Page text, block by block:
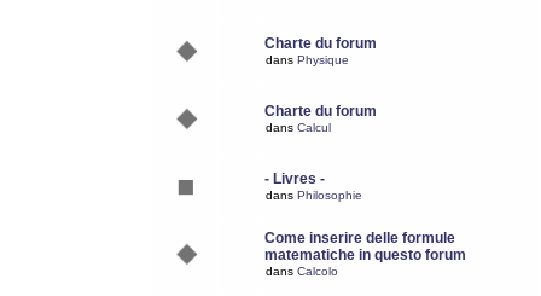
Charte du forum
dans Physique
Charte du forum
dans Calcul
- Livres -
dans Philosophie
Come inserire delle formule
matematiche in questo forum
dans Calcolo